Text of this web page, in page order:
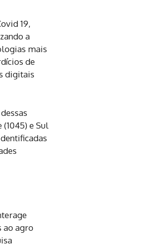
19,
a
mais
de
digitais
e Sul
ao agro